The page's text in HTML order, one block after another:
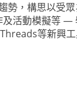
，構思以受眾
活動模擬等 —
等新興工